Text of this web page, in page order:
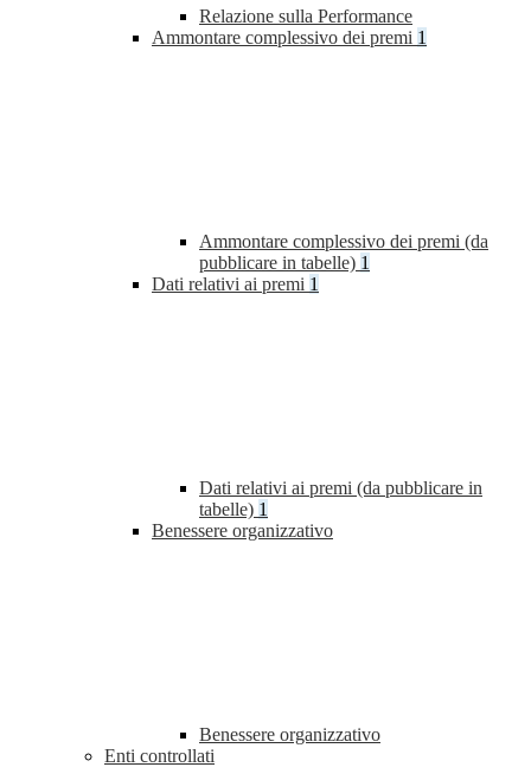
Relazione sulla Performance
Ammontare complessivo dei premi 1
Ammontare complessivo dei premi (da
pubblicare in tabelle) 1
Dati relativi ai premi 1
Dati relativi ai premi (da pubblicare in
tabelle) 1
Benessere organizzativo
Benessere organizzativo
Enti controllati